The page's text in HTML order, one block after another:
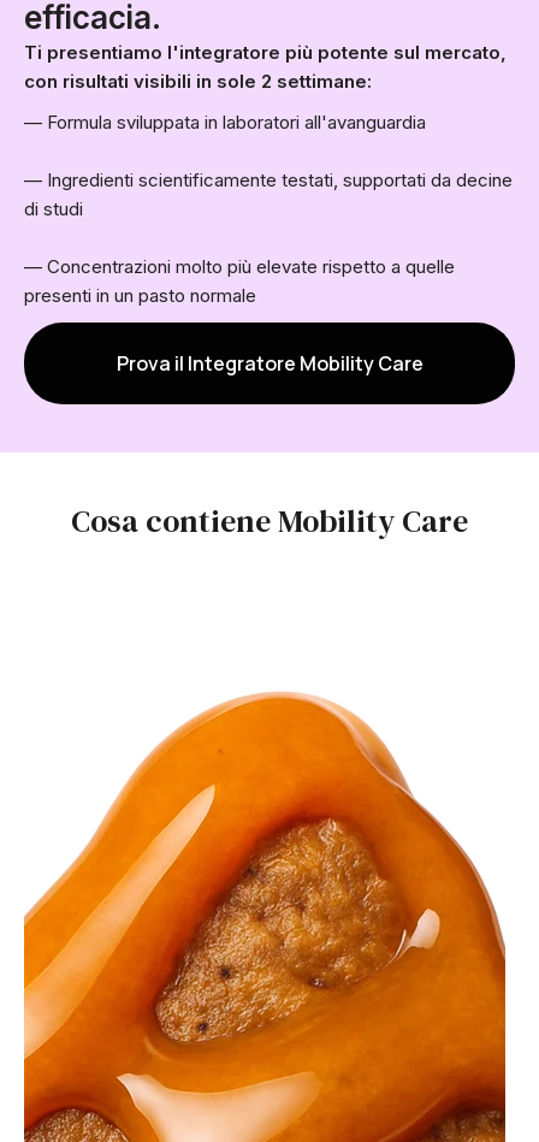
efficacia.
Ti presentiamo l'integratore più potente sul mercato,
con risultati visibili in sole 2 settimane:
— Formula sviluppata in laboratori all'avanguardia
— Ingredienti scientificamente testati, supportati da decine
di studi
— Concentrazioni molto più elevate rispetto a quelle
presenti in un pasto normale
Prova il Integratore Mobility Care
Cosa contiene Mobility Care